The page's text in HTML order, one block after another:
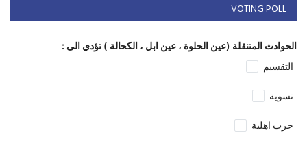
VOTING POLL
الحوادث المتنقلة (عين الحلوة ، عين ابل ، الكحالة ) تؤدي الى :
التقسيم
تسوية
حرب اهلية